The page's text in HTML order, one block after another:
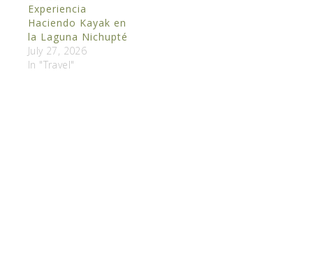
Experiencia
Haciendo Kayak en
la Laguna Nichupté
July 27, 2026
In "Travel"